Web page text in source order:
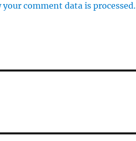
your comment data is processed.